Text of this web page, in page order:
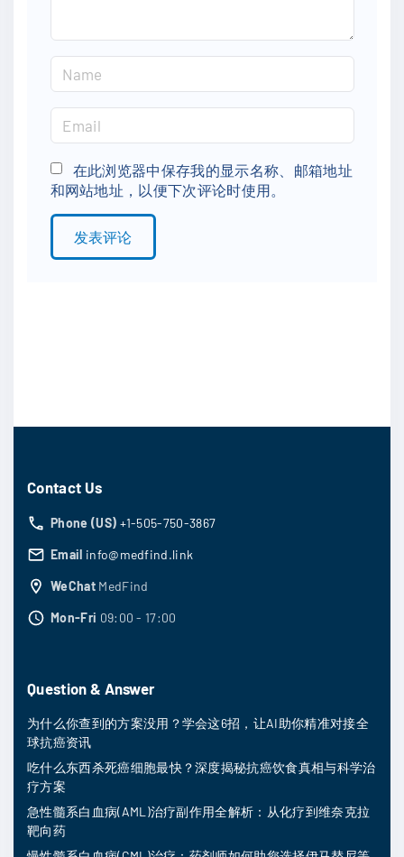
a
e
*
m
a
i
l
在此浏览器中保存我的显示名称、邮箱地址
和网站地址，以便下次评论时使用。
Contact Us
Phone (US) +1-505-750-3867
Email info@medfind.link
WeChat MedFind
Mon-Fri 09:00 - 17:00
Question & Answer
为什么你查到的方案没用？学会这6招，让AI助你精准对接全
球抗癌资讯
吃什么东西杀死癌细胞最快？深度揭秘抗癌饮食真相与科学治
疗方案
急性髓系白血病(AML)治疗副作用全解析：从化疗到维奈克拉
靶向药